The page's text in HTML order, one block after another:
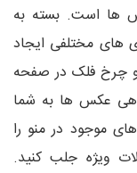
ها است. بسته به
های مختلفی ایجاد
و چرخ فلک در صفحه
عکس ها به شما
موجود در منو را
ویژه جلب کنید.